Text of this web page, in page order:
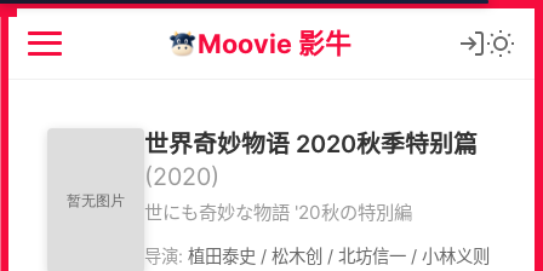
Moovie 影牛
世界奇妙物语 2020秋季特别篇
(2020)
世にも奇妙な物語 '20秋の特別編
导演: 植田泰史 / 松木创 / 北坊信一 / 小林义则